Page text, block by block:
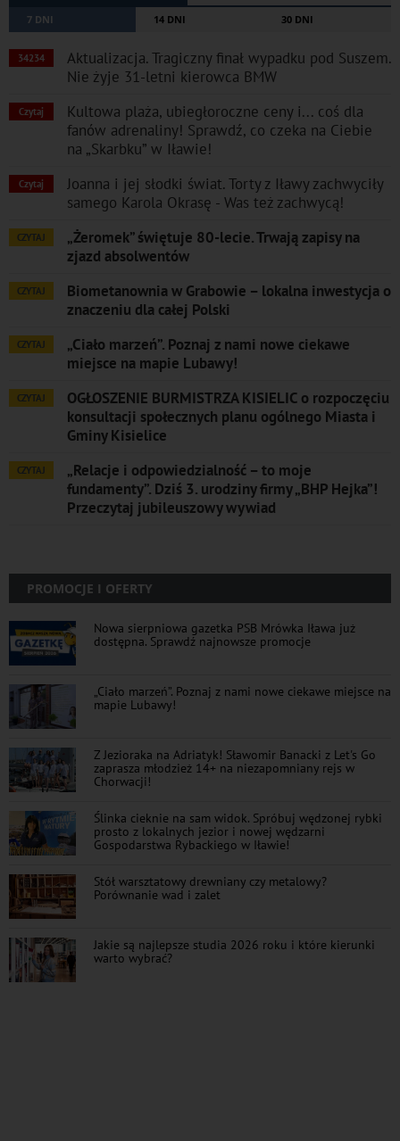
7 DNI 14 DNI 30 DNI
34234
Aktualizacja. Tragiczny finał wypadku pod Suszem.
Nie żyje 31-letni kierowca BMW
Czytaj
Kultowa plaża, ubiegłoroczne ceny i... coś dla
fanów adrenaliny! Sprawdź, co czeka na Ciebie
na „Skarbku” w Iławie!
Czytaj
Joanna i jej słodki świat. Torty z Iławy zachwyciły
samego Karola Okrasę - Was też zachwycą!
CZYTAJ
„Żeromek” świętuje 80-lecie. Trwają zapisy na
zjazd absolwentów
CZYTAJ
Biometanownia w Grabowie – lokalna inwestycja o
znaczeniu dla całej Polski
CZYTAJ
„Ciało marzeń”. Poznaj z nami nowe ciekawe
miejsce na mapie Lubawy!
CZYTAJ
OGŁOSZENIE BURMISTRZA KISIELIC o rozpoczęciu
konsultacji społecznych planu ogólnego Miasta i
Gminy Kisielice
CZYTAJ
„Relacje i odpowiedzialność – to moje
fundamenty”. Dziś 3. urodziny firmy „BHP Hejka”!
Przeczytaj jubileuszowy wywiad
PROMOCJE I OFERTY
Nowa sierpniowa gazetka PSB Mrówka Iława już
dostępna. Sprawdź najnowsze promocje
„Ciało marzeń”. Poznaj z nami nowe ciekawe miejsce na
mapie Lubawy!
Z Jezioraka na Adriatyk! Sławomir Banacki z Let's Go
zaprasza młodzież 14+ na niezapomniany rejs w
Chorwacji!
Ślinka cieknie na sam widok. Spróbuj wędzonej rybki
prosto z lokalnych jezior i nowej wędzarni
Gospodarstwa Rybackiego w Iławie!
Stół warsztatowy drewniany czy metalowy?
Porównanie wad i zalet
Jakie są najlepsze studia 2026 roku i które kierunki
warto wybrać?